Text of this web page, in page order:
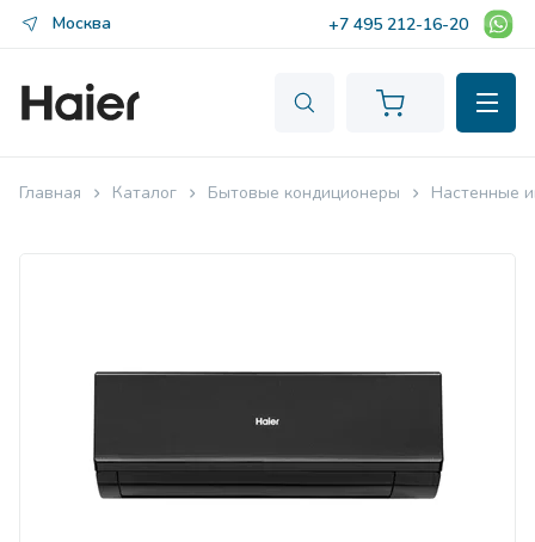
Москва +7 495 212-16-20
Главная Каталог Бытовые кондиционеры Настенные